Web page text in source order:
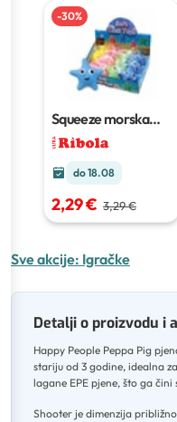
-30%
Squeeze morska
zvijezda
do 18.08
2,29 € 3,29 €
Sve akcije: Igračke
Detalji o proizvodu i
Happy People Peppa Pig
stariju od 3 godine, idealna
lagane EPE pjene, što ga
Shooter je dimenzija